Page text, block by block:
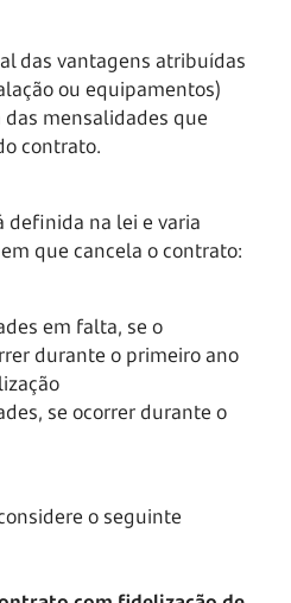
das vantagens atribuídas
ou equipamentos)
mensalidades que
contrato.
definida na lei e varia
que cancela o contrato:
em falta, se o
durante o primeiro ano
se ocorrer durante o
o seguinte